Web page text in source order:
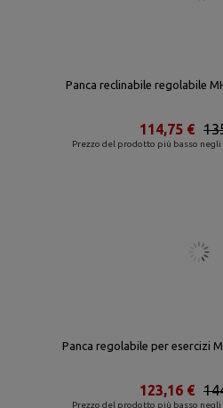
Panca reclinabile regolabile
Prezzo del prodotto più basso
114,75 €
Panca regolabile per esercizi
Prezzo del prodotto più basso
123,16 €